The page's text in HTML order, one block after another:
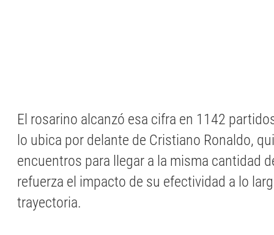
El rosarino alcanzó esa cifra en 1142
lo ubica por delante de Cristiano Ronaldo,
encuentros para llegar a la misma cantidad
refuerza el impacto de su efectividad a lo
trayectoria.